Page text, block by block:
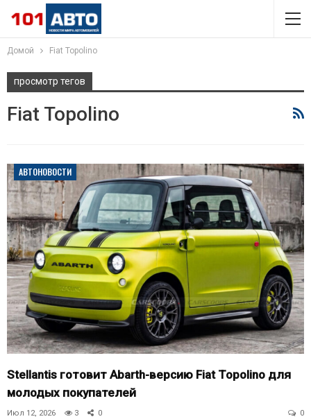
Домой Fiat Topolino
просмотр тегов
Fiat Topolino
АВТОНОВОСТИ
Stellantis готовит Abarth-версию Fiat Topolino для
молодых покупателей
Июл 12, 2026 3 0 0